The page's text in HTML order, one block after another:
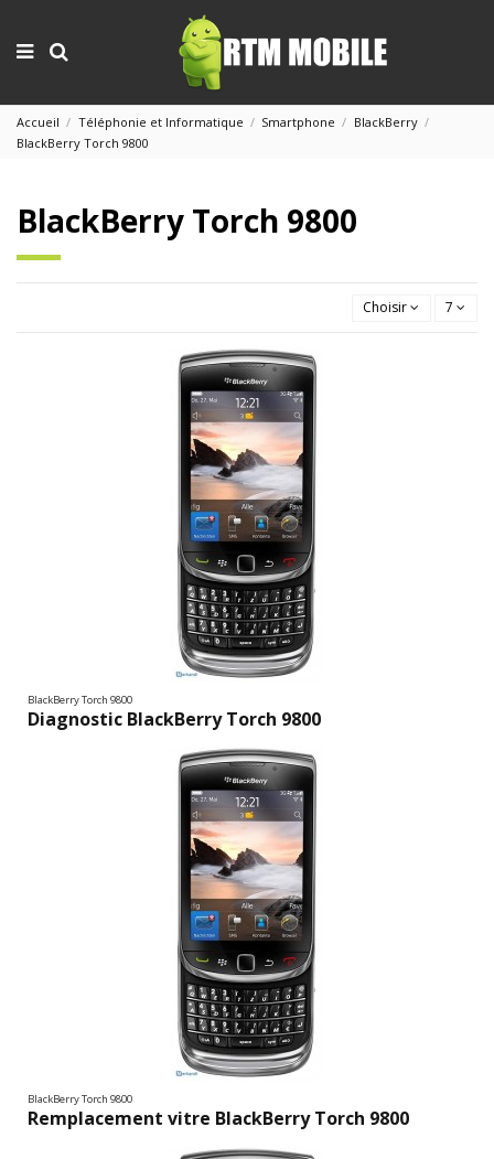
Accueil Téléphonie et Informatique Smartphone
BlackBerry
BlackBerry Torch 9800
BlackBerry Torch 9800
Choisir 7
BlackBerry Torch 9800
Diagnostic BlackBerry Torch 9800
BlackBerry Torch 9800
Remplacement vitre BlackBerry Torch 9800